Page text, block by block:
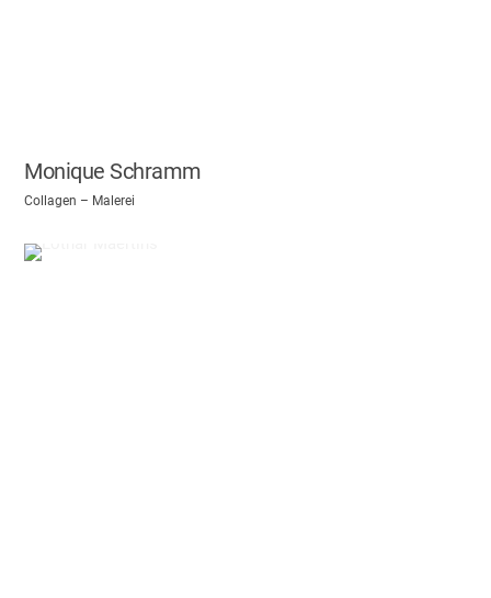
Monique Schramm
Collagen – Malerei